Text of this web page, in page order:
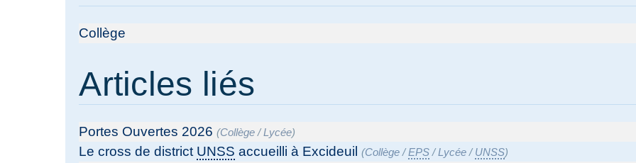
Collège
Articles liés
Portes Ouvertes 2026 (Collège /Lycée)
Le cross de district UNSS accueilli à Excideuil (Collège /EPS /Lycée /UNSS)